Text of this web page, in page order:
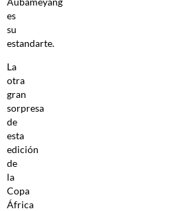
es
su
estandarte.
La
otra
gran
sorpresa
de
esta
edición
de
la
Copa
África